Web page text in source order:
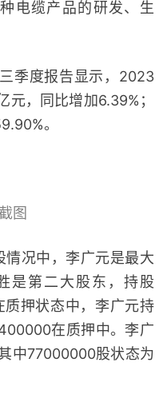
电缆产品的研发、生
度报告显示，2023
，同比增加6.39%；
。
图
况中，李广元是最大
是第二大股东，持股
质押状态中，李广元持
在质押中。李广
中77000000股状态为